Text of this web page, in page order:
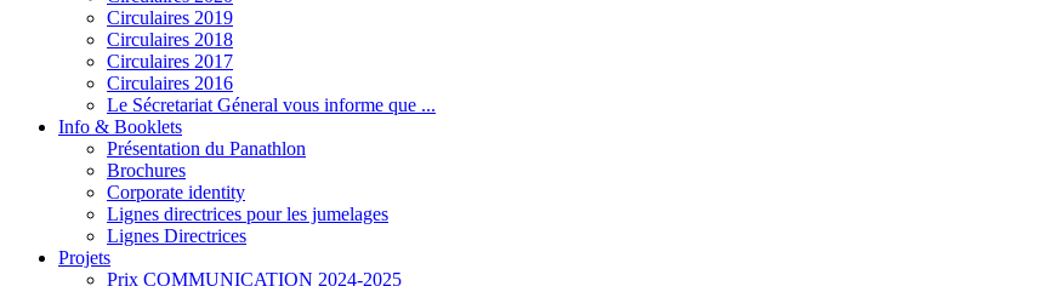
Circulaires 2019
Circulaires 2018
Circulaires 2017
Circulaires 2016
Le Sécretariat Géneral vous informe que ...
Info & Booklets
Présentation du Panathlon
Brochures
Corporate identity
Lignes directrices pour les jumelages
Lignes Directrices
Projets
Prix COMMUNICATION 2024-2025